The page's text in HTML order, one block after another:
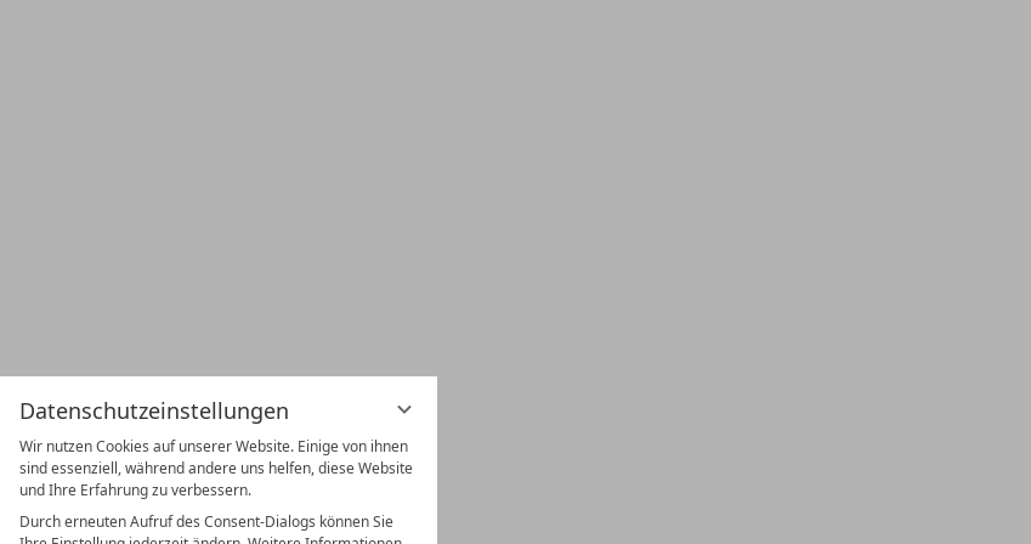
Datenschutzeinstellungen
Wir nutzen Cookies auf unserer Website. Einige von ihnen
sind essenziell, während andere uns helfen, diese Website
und Ihre Erfahrung zu verbessern.
Durch erneuten Aufruf des Consent-Dialogs können Sie
www.hotel-langenwaldsee.de
+49 7441 88 93-0